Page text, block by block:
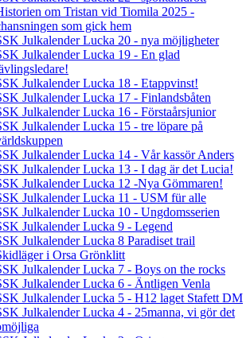
om Tristan vid Tiomila 2025 -
som gick hem
Julkalender Lucka 20 - nya möjligheter
Julkalender Lucka 19 - En glad
Julkalender Lucka 18 - Etappvinst!
Julkalender Lucka 17 - Finlandsbåten
Julkalender Lucka 16 - Förstaårsjunior
Julkalender Lucka 15 - tre löpare på
Julkalender Lucka 14 - Vår kassör Anders
Julkalender Lucka 13 - I dag är det Lucia!
Julkalender Lucka 12 -Nya Gömmaren!
Julkalender Lucka 11 - USM für alle
Julkalender Lucka 10 - Ungdomsserien
Julkalender Lucka 9 - Legend
Julkalender Lucka 8 Paradiset trail
i Orsa Grönklitt
Julkalender Lucka 7 - Boys on the rocks
Julkalender Lucka 6 - Äntligen Venla
Julkalender Lucka 5 - H12 laget Stafett DM
Julkalender Lucka 4 - 25manna, vi gör det